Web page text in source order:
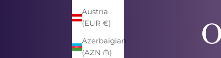
Austria
(EUR €)
Azerbaigian
(AZN ₼)